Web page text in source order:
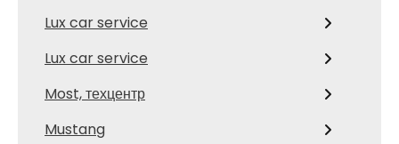
Lux car service
Lux car service
Most, техцентр
Mustang